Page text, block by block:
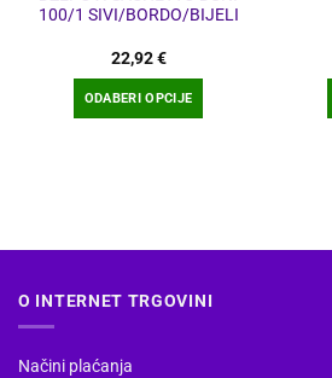
100/1 SIVI/BORDO/BIJELI
22,92€
ODABERI OPCIJE
Opcije
mogu
O INTERNET TRGOVINI
Načini plaćanja